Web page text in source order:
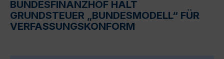
BUNDESFINANZHOF HÄLT
GRUNDSTEUER „BUNDESMODELL“ FÜR
VERFASSUNGSKONFORM